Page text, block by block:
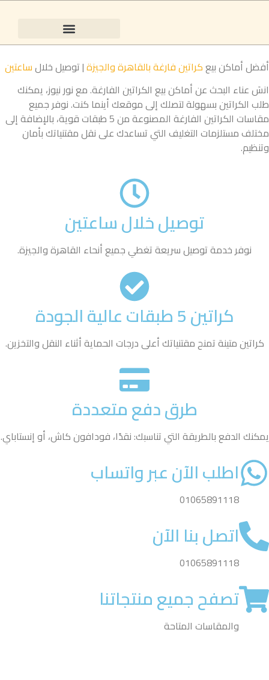
أفضل أماكن بيعكراتين فارغة بالقاهرة والجيزة| توصيل خلالساعتين
انسَ عناء البحث عن أماكن بيع الكراتين الفارغة. مع نور نيوز، يمكنك
طلب الكراتين بسهولة لتصلك إلى موقعك أينما كنت. نوفر جميع
مقاسات الكراتين الفارغة المصنوعة من 5 طبقات قوية، بالإضافة إلى
مختلف مستلزمات التغليف التي تساعدك على نقل مقتنياتك بأمان
وتنظيم.
توصيل خلال ساعتين
نوفر خدمة توصيل سريعة تغطي جميع أنحاء القاهرة والجيزة.
كراتين 5 طبقات عالية الجودة
كراتين متينة تمنح مقتنياتك أعلى درجات الحماية أثناء النقل والتخزين.
طرق دفع متعددة
يمكنك الدفع بالطريقة التي تناسبك: نقدًا، فودافون كاش، أو إنستاباي.
اطلب الآن عبر واتساب
01065891118
اتصل بنا الآن
01065891118
تصفح جميع منتجاتنا
والمقاسات المتاحة